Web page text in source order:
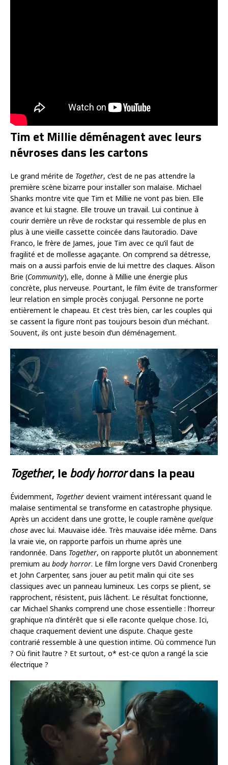
Tim et Millie déménagent avec leurs
névroses dans les cartons
Le grand mérite de Together, c’est de ne pas attendre la
première scène bizarre pour installer son malaise. Michael
Shanks montre vite que Tim et Millie ne vont pas bien. Elle
avance et lui stagne. Elle trouve un travail. Lui continue à
courir derrière un rêve de rockstar qui ressemble de plus en
plus à une vieille cassette coincée dans l’autoradio. Dave
Franco, le frère de James, joue Tim avec ce qu’il faut de
fragilité et de mollesse agaçante. On comprend sa détresse,
mais on a aussi parfois envie de lui mettre des claques. Alison
Brie (Community), elle, donne à Millie une énergie plus
concrète, plus nerveuse. Pourtant, le film évite de transformer
leur relation en simple procès conjugal. Personne ne porte
entièrement le chapeau. Et c’est très bien, car les couples qui
se cassent la figure n’ont pas toujours besoin d’un méchant.
Souvent, ils ont juste besoin d’un déménagement.
Together, lebody horrordans la peau
Évidemment, Together devient vraiment intéressant quand le
malaise sentimental se transforme en catastrophe physique.
Après un accident dans une grotte, le couple ramène quelque
chose avec lui. Mauvaise idée. Très mauvaise idée même. Dans
la vraie vie, on rapporte parfois un rhume après une
randonnée. Dans Together, on rapporte plutôt un abonnement
premium au body horror. Le film lorgne vers David Cronenberg
et John Carpenter, sans jouer au petit malin qui cite ses
classiques avec un panneau lumineux. Les corps se plient, se
rapprochent, résistent, puis lâchent. Le résultat fonctionne,
car Michael Shanks comprend une chose essentielle : l’horreur
graphique n’a d’intérêt que si elle raconte quelque chose. Ici,
chaque craquement devient une dispute. Chaque geste
contrarié ressemble à une question intime. Où commence l’un
? Où finit l’autre ? Et surtout, o* est-ce qu’on a rangé la scie
électrique ?